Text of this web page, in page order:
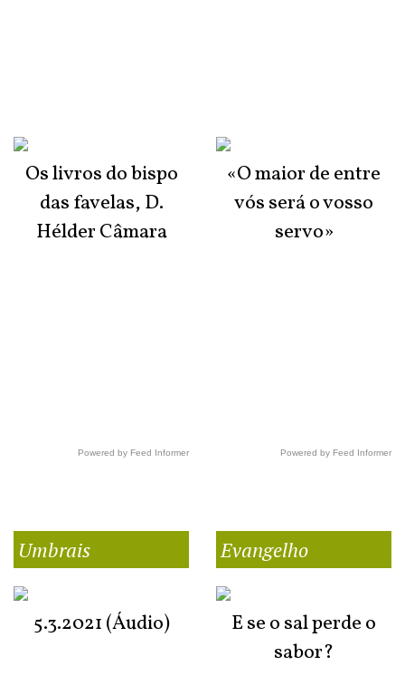
Os livros do bispo
das favelas, D.
Hélder Câmara
Powered by Feed Informer
«O maior de entre
vós será o vosso
servo»
Powered by Feed Informer
Umbrais
5.3.2021 (Áudio)
Evangelho
E se o sal perde o
sabor?